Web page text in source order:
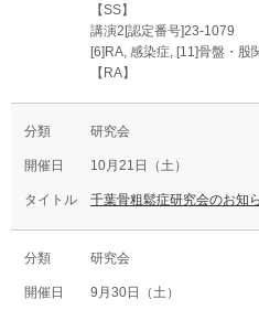
【SS】
講演2[認定番号]23-1079
[6]RA, 感染症, [11]骨盤・股
【RA】
研究会
10月21日（土）
千葉骨粗鬆症研究会のお知
研究会
9月30日（土）